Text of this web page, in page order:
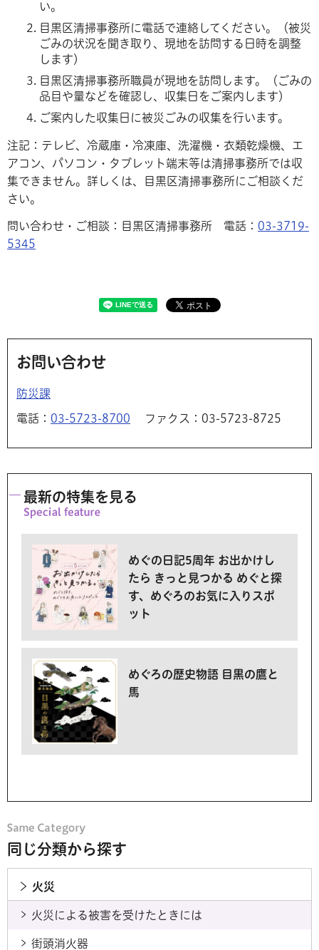
い。
目黒区清掃事務所に電話で連絡してください。（被災
ごみの状況を聞き取り、現地を訪問する日時を調整
します）
目黒区清掃事務所職員が現地を訪問します。（ごみの
品目や量などを確認し、収集日をご案内します）
ご案内した収集日に被災ごみの収集を行います。
注記：テレビ、冷蔵庫・冷凍庫、洗濯機・衣類乾燥機、エ
アコン、パソコン・タブレット端末等は清掃事務所では収
集できません。詳しくは、目黒区清掃事務所にご相談くだ
さい。
問い合わせ・ご相談：目黒区清掃事務所 電話： 03-3719-
5345
お問い合わせ
防災課
電話： 03-5723-8700 ファクス：03-5723-8725
最新の特集を見る
めぐの日記5周年 お出かけし
たら きっと見つかる めぐと探
す、めぐろのお気に入りスポ
ット
めぐろの歴史物語 目黒の鷹と
馬
同じ分類から探す
火災
火災による被害を受けたときには
街頭消火器